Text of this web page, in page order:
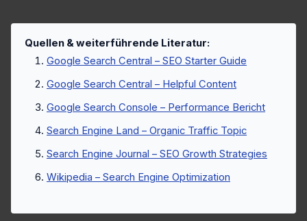
Quellen & weiterführende Literatur:
Google Search Central – SEO Starter Guide
Google Search Central – Helpful Content
Google Search Console – Performance Bericht
Search Engine Land – Organic Traffic Topic
Search Engine Journal – SEO Growth Strategies
Wikipedia – Search Engine Optimization